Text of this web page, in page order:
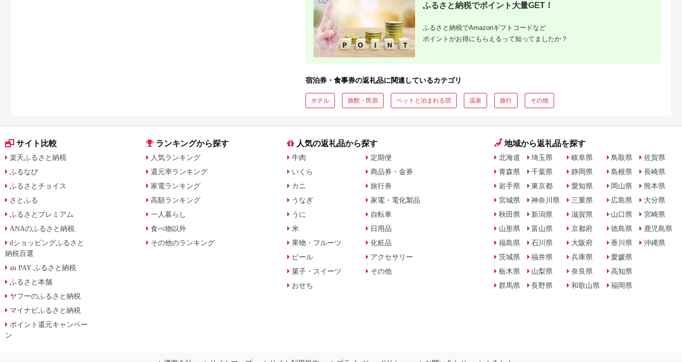
ふるさと納税でポイント大量GET！
ふるさと納税でAmazonギフトコードなど
ポイントがお得にもらえるって知ってましたか？
宿泊券・食事券の返礼品に関連しているカテゴリ
ホテル 旅館・民宿 ペットと泊まれる宿 温泉 旅行 その他
サイト比較
楽天ふるさと納税
ふるなび
ふるさとチョイス
さとふる
ふるさとプレミアム
ANAのふるさと納税
dショッピングふるさと
納税百選
au PAY ふるさと納税
ふるさと本舗
ヤフーのふるさと納税
マイナビふるさと納税
ポイント還元キャンペー
ン
ランキングから探す
人気ランキング
還元率ランキング
家電ランキング
高額ランキング
一人暮らし
食べ物以外
その他のランキング
人気の返礼品から探す
牛肉
いくら
カニ
うなぎ
うに
米
果物・フルーツ
ビール
菓子・スイーツ
おせち
定期便
商品券・金券
旅行券
家電・電化製品
自転車
日用品
化粧品
アクセサリー
その他
地域から返礼品を探す
北海道
青森県
岩手県
宮城県
秋田県
山形県
福島県
茨城県
栃木県
群馬県
埼玉県
千葉県
東京都
神奈川県
新潟県
富山県
石川県
福井県
山梨県
長野県
岐阜県
静岡県
愛知県
三重県
滋賀県
京都府
大阪府
兵庫県
奈良県
和歌山県
鳥取県
島根県
岡山県
広島県
山口県
徳島県
香川県
愛媛県
高知県
福岡県
佐賀県
長崎県
熊本県
大分県
宮崎県
鹿児島県
沖縄県